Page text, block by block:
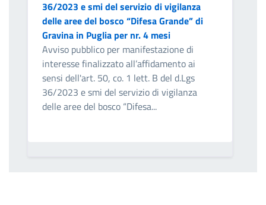
36/2023 e smi del servizio di vigilanza
delle aree del bosco “Difesa Grande” di
Gravina in Puglia per nr. 4 mesi
Avviso pubblico per manifestazione di
interesse finalizzato all’affidamento ai
sensi dell'art. 50, co. 1 lett. B del d.Lgs
36/2023 e smi del servizio di vigilanza
delle aree del bosco “Difesa...